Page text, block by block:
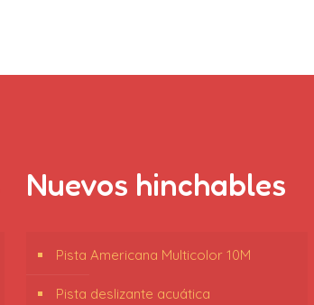
Nuevos hinchables
Pista Americana Multicolor 10M
Pista deslizante acuática